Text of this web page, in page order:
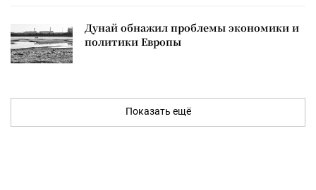
Дунай обнажил проблемы экономики и
политики Европы
Показать ещё